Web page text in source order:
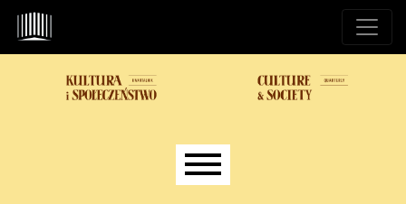
Przejdź do głównego menu
Przejdź do sekcji głównej
Przejdź do stopki
Main menu